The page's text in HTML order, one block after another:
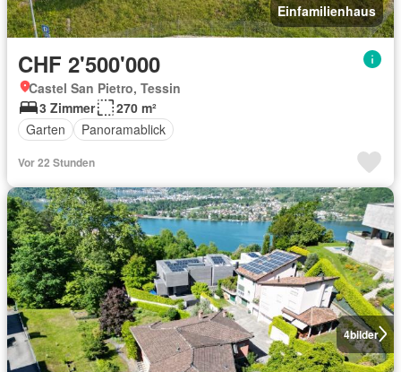
Einfamilienhaus
CHF 2'500'000
Castel San Pietro, Tessin
3 Zimmer
270 m²
Garten
Panoramablick
Vor 22 Stunden
4bilder